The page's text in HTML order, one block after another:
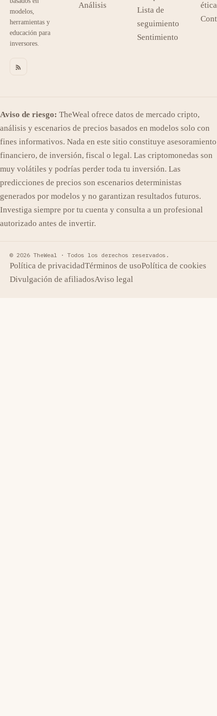
modelos,
herramientas y
educación para
inversores.
Análisis
Lista de
seguimiento
Sentimiento
ética
Aviso de riesgo: TheWeal ofrece datos de mercado cripto,
análisis y escenarios de precios basados en modelos solo con
fines informativos. Nada en este sitio constituye asesoramiento
financiero, de inversión, fiscal o legal. Las criptomonedas son
muy volátiles y podrías perder toda tu inversión. Las
predicciones de precios son escenarios deterministas
generados por modelos y no garantizan resultados futuros.
Investiga siempre por tu cuenta y consulta a un profesional
autorizado antes de invertir.
© 2026 TheWeal · Todos los derechos reservados.
Política de privacidadTérminos de usoPolítica de cookies
Divulgación de afiliadosAviso legal